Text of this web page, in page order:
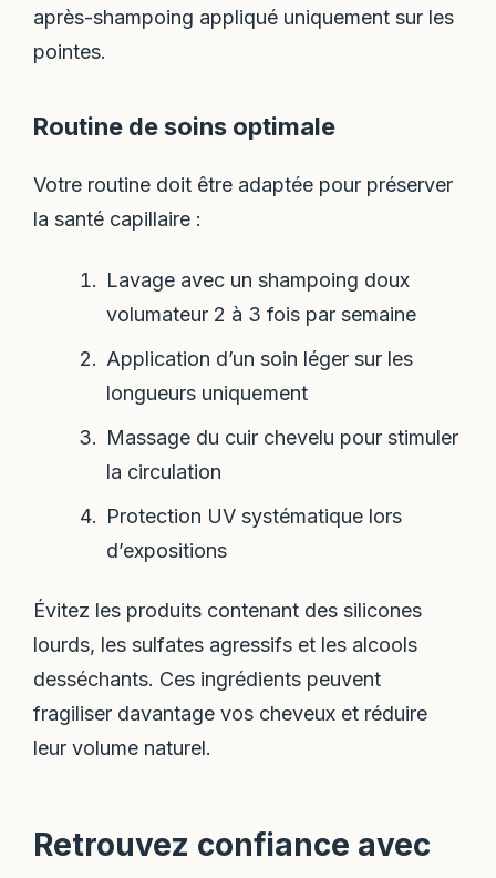
après-shampoing appliqué uniquement sur les
pointes.
Routine de soins optimale
Votre routine doit être adaptée pour préserver
la santé capillaire :
Lavage avec un shampoing doux
volumateur 2 à 3 fois par semaine
Application d’un soin léger sur les
longueurs uniquement
Massage du cuir chevelu pour stimuler
la circulation
Protection UV systématique lors
d’expositions
Évitez les produits contenant des silicones
lourds, les sulfates agressifs et les alcools
desséchants. Ces ingrédients peuvent
fragiliser davantage vos cheveux et réduire
leur volume naturel.
Retrouvez confiance avec